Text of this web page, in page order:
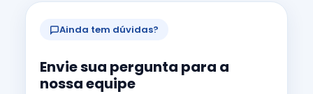
Ainda tem dúvidas?
Envie sua pergunta para a
nossa equipe